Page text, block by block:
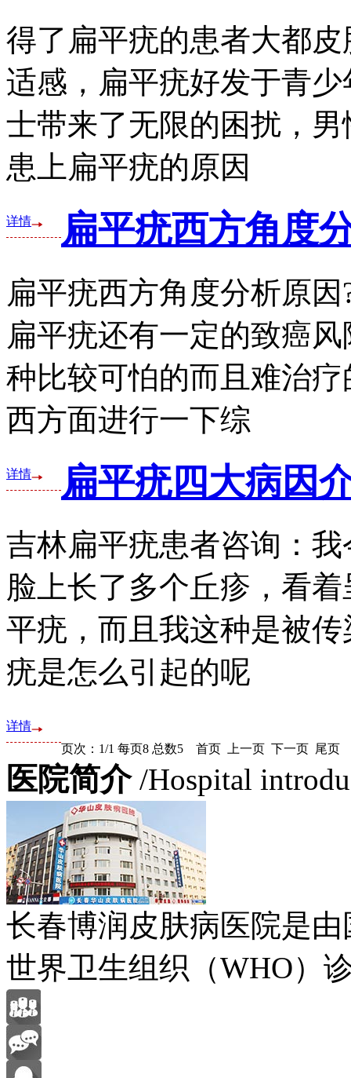
得了扁平疣的患者大都
适感，扁平疣好发于青
士带来了无限的困扰，
患上扁平疣的原因
详情 扁平疣西方角度
扁平疣西方角度分析原
扁平疣还有一定的致癌
种比较可怕的而且难治
西方面进行一下综
详情 扁平疣四大病因
吉林扁平疣患者咨询：
脸上长了多个丘疹，看
平疣，而且我这种是被
疣是怎么引起的呢
详情
页次：1/1 每页8 总数5 首页 上一页 下一页 尾页
医院简介/Hospital
长春博润皮肤病医院是
世界卫生组织（WHO）